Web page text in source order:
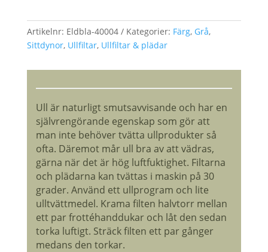
-
RÄT
mängd
Artikelnr: Eldbla-40004 Kategorier: Färg, Grå,
Sittdynor, Ullfiltar, Ullfiltar & plädar
Ull är naturligt smutsavvisande och har en
självrengörande egenskap som gör att
man inte behöver tvätta ullprodukter så
ofta. Däremot mår ull bra av att vädras,
gärna när det är hög luftfuktighet. Filtarna
och plädarna kan tvättas i maskin på 30
grader. Använd ett ullprogram och lite
ulltvättmedel. Krama filten halvtorr mellan
ett par frottéhanddukar och låt den sedan
torka luftigt. Sträck filten ett par gånger
medans den torkar.